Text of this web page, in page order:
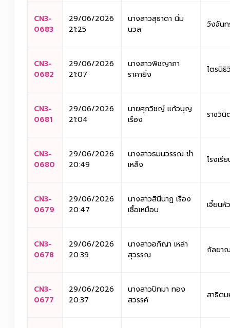
CN3-
0683
29/06/2026
21:25
นางสาวสุธาดา นิ่ม
นวล
วังจัน
CN3-
0682
29/06/2026
21:07
นางสาวพิชญาภา
ราคายิ่ง
ไตรนิธิ
CN3-
0681
29/06/2026
21:04
นายศุภวิชญ์ แก้วบุญ
เรือง
ราชวินิ
CN3-
0680
29/06/2026
20:49
นางสาวธมนวรรณ ขำ
เหล็ง
โรงเรี
CN3-
0679
29/06/2026
20:47
นางสาวสินีนาฏ เรือง
เชื้อเหมือน
เจี้ยนหัว
CN3-
0678
29/06/2026
20:39
นางสาวอภิญา เหล่า
สุวรรณ
กัลยา
CN3-
0677
29/06/2026
20:37
นางสาวปัทมา ทอง
สวรรค์
สาธิต